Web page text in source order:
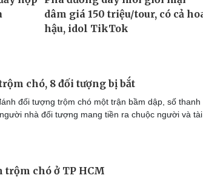
chó, 8 đối tượng bị bắt
đối tượng trộm chó một trận bầm dập, số thanh
nhà đối tượng mang tiền ra chuộc người và tài
trộm chó ở TP HCM